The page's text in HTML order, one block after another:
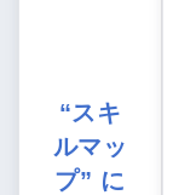
“スキ
ルマッ
プ” に